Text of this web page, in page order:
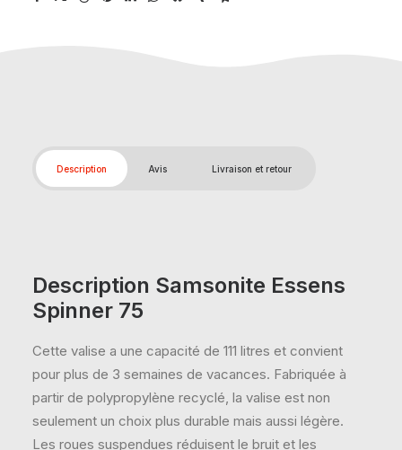
Description Avis Livraison et retour
Description Samsonite Essens
Spinner 75
Cette valise a une capacité de 111 litres et convient
pour plus de 3 semaines de vacances. Fabriquée à
partir de polypropylène recyclé, la valise est non
seulement un choix plus durable mais aussi légère.
Les roues suspendues réduisent le bruit et les